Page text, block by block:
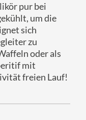
pur bei
um die
sich
zu
oder als
mit
freien Lauf!